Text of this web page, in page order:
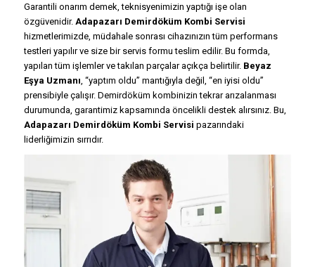
Garantili onarım demek, teknisyenimizin yaptığı işe olan
özgüvenidir. Adapazarı Demirdöküm Kombi Servisi
hizmetlerimizde, müdahale sonrası cihazınızın tüm performans
testleri yapılır ve size bir servis formu teslim edilir. Bu formda,
yapılan tüm işlemler ve takılan parçalar açıkça belirtilir. Beyaz
Eşya Uzmanı, “yaptım oldu” mantığıyla değil, “en iyisi oldu”
prensibiyle çalışır. Demirdöküm kombinizin tekrar arızalanması
durumunda, garantimiz kapsamında öncelikli destek alırsınız. Bu,
Adapazarı Demirdöküm Kombi Servisi pazarındaki
liderliğimizin sırrıdır.